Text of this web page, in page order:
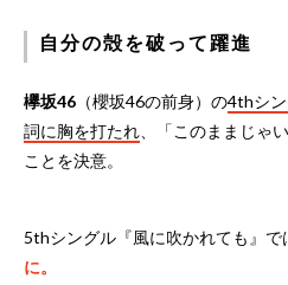
自分の殻を破って躍進
欅坂46 （櫻坂46の前身）の4thシ
詞に胸を打たれ 、「このままじゃ
ことを決意。
5thシングル『風に吹かれても』で
に。